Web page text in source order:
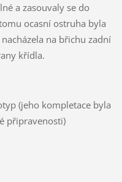
a zasouvaly se do
ocasní ostruha byla
na břichu zadní
křídla.
(jeho kompletace byla
připravenosti)